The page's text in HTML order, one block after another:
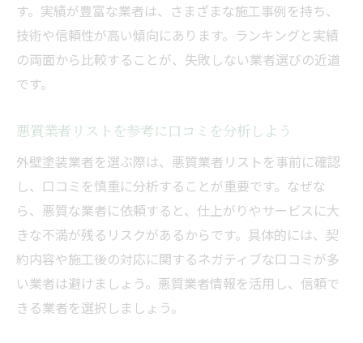
す。実績が豊富な業者は、さまざまな施工事例を持ち、
技術や信頼性が高い傾向にあります。ランキングと実績
の両面から比較することが、失敗しない業者選びの近道
です。
悪質業者リストを参考に口コミを分析しよう
外壁塗装業者を選ぶ際は、悪質業者リストを事前に確認
し、口コミを慎重に分析することが重要です。なぜな
ら、悪質な業者に依頼すると、仕上がりやサービスに大
きな不満が残るリスクがあるからです。具体的には、契
約内容や施工後の対応に関するネガティブな口コミが多
い業者は避けましょう。悪質業者情報を活用し、信頼で
きる業者を選択しましょう。